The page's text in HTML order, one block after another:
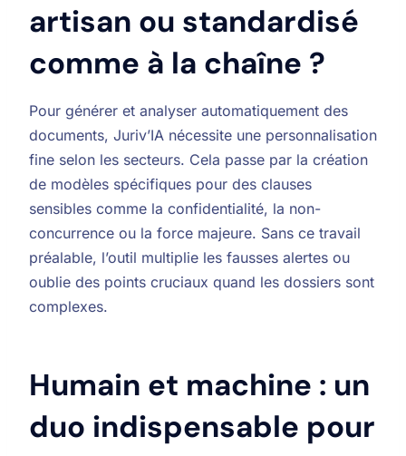
artisan ou standardisé
comme à la chaîne ?
Pour générer et analyser automatiquement des
documents, Juriv’IA nécessite une personnalisation
fine selon les secteurs. Cela passe par la création
de modèles spécifiques pour des clauses
sensibles comme la confidentialité, la non-
concurrence ou la force majeure. Sans ce travail
préalable, l’outil multiplie les fausses alertes ou
oublie des points cruciaux quand les dossiers sont
complexes.
Humain et machine : un
duo indispensable pour